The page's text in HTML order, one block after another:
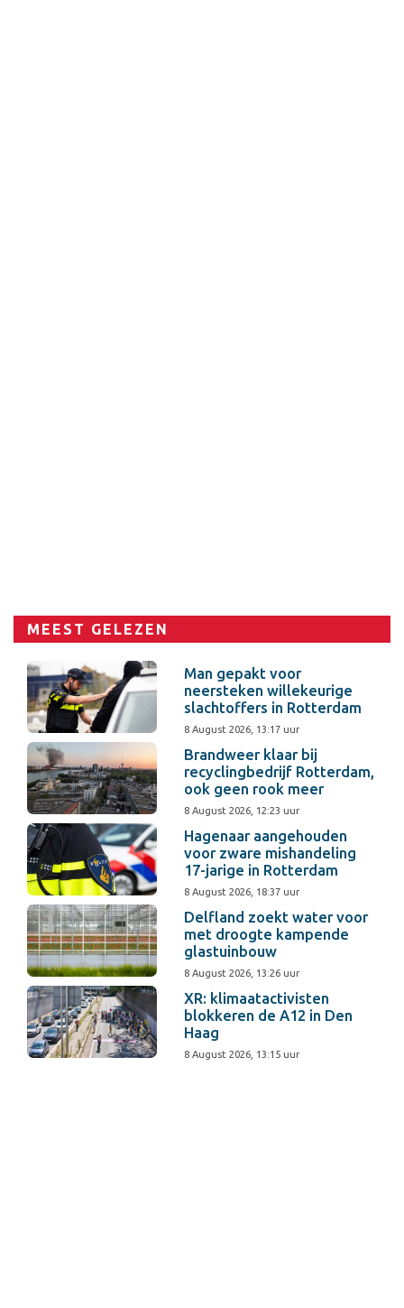
MEEST GELEZEN
Man gepakt voor
neersteken willekeurige
slachtoffers in Rotterdam
8 August 2026, 13:17 uur
Brandweer klaar bij
recyclingbedrijf Rotterdam,
ook geen rook meer
8 August 2026, 12:23 uur
Hagenaar aangehouden
voor zware mishandeling
17-jarige in Rotterdam
8 August 2026, 18:37 uur
Delfland zoekt water voor
met droogte kampende
glastuinbouw
8 August 2026, 13:26 uur
XR: klimaatactivisten
blokkeren de A12 in Den
Haag
8 August 2026, 13:15 uur